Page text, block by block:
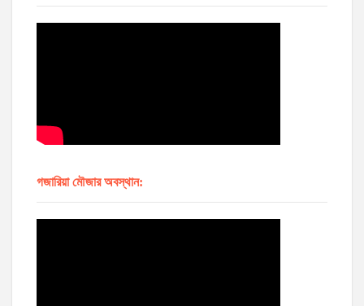
গজারিয়া মৌজার অবস্থান: